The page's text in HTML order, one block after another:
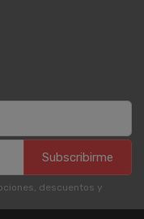
Subscribirme
descuentos y